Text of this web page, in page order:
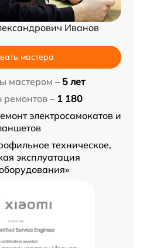
Иванов
мастера
мастером – 5 лет
– 1 180
электросамокатов и
техническое,
эксплуатация